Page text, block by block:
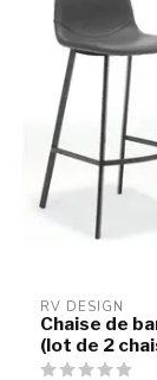
RV DESIGN
Chaise de
(lot de 2